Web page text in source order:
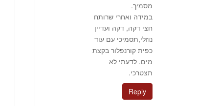
מסמיך.
במידה ואחרי שרותח
חצי דקה, דקה ועדיין
נוזלי,תסמיכי עם עוד
כפית קורנפלור בקצת
מים. לדעתי לא
תצטרכי.
Reply